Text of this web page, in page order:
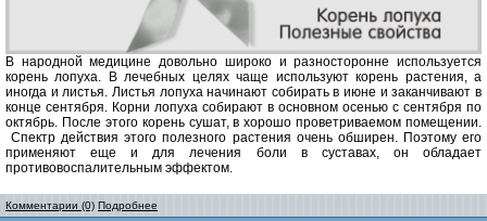
В народной медицине довольно широко и разносторонне используется
корень лопуха. В лечебных целях чаще используют корень растения, а
иногда и листья. Листья лопуха начинают собирать в июне и заканчивают в
конце сентября. Корни лопуха собирают в основном осенью с сентября по
октябрь. После этого корень сушат, в хорошо проветриваемом помещении.
Спектр действия этого полезного растения очень обширен. Поэтому его
применяют еще и для лечения боли в суставах, он обладает
противовоспалительным эффектом.
Комментарии (0) Подробнее